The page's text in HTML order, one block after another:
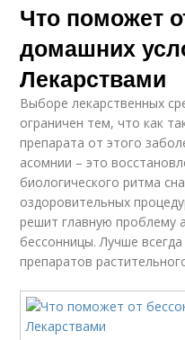
Что поможет
домашних
Лекарствами
Выборе лекарственных
ограничен тем, что как
препарата от этого
асомнии – это
биологического ритма
оздоровительных
решит главную проблему
бессонницы. Лучше
препаратов